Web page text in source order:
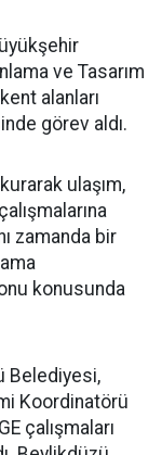
ve Tasarım
alanları
görev aldı.
ulaşım,
zamanda bir
konusunda
Belediyesi,
Koordinatörü
çalışmaları